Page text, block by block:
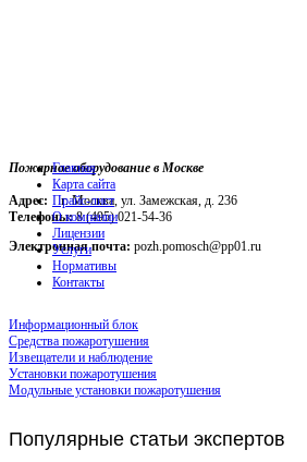
Пожарное оборудование в Москве
Адрес: г. Москва, ул. Замежская, д. 236
Телефоны:8 (495) 021-54-36
Электронная почта: pozh.pomosch@pp01.ru
Главная
Карта сайта
Прайс-лист
О компании
Лицензии
Услуги
Нормативы
Контакты
Информационный блок
Средства пожаротушения
Извещатели и наблюдение
Установки пожаротушения
Модульные установки пожаротушения
Популярные статьи экспертов